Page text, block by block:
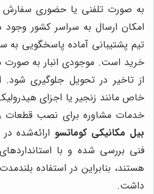
به صورت تلفنی یا حضوری
امکان ارسال به سراسر کشور
تیم پشتیبانی آماده پاسخگویی به
خرید است. موجودی انبار به صورت
از تاخیر در تحویل جلوگیری شود.
خاص مانند زنجیر یا اجزای
خدمات مشاوره برای نصب قطعات
بیل مکانیکی کوماتسو ارائه‌شده
فنی بررسی شده و با
هستند، بنابراین در استفاده
داشت.